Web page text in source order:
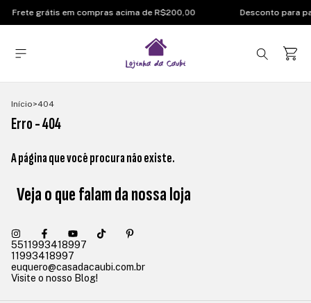
Frete grátis em compras acima de R$200,00 Desconto para
Início>404
Erro - 404
A página que você procura não existe.
Veja o que falam da nossa loja
5511993418997
11993418997
euquero@casadacaubi.com.br
Visite o nosso Blog!